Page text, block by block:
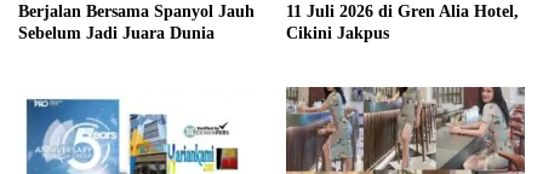
Berjalan Bersama Spanyol Jauh
Sebelum Jadi Juara Dunia
11 Juli 2026 di Gren Alia Hotel,
Cikini Jakpus